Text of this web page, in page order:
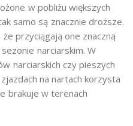
w pobliżu większych
samo są znacznie droższe.
przyciągają one znaczną
narciarskim. W
narciarskich czy pieszych
na nartach korzysta
brakuje w terenach